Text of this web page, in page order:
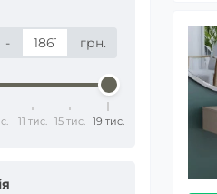
- грн.
11 тис. 15 тис. 19 тис.